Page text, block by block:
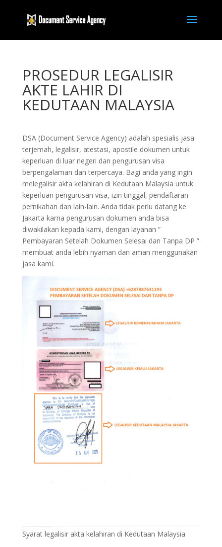
PROSEDUR LEGALISIR
AKTE LAHIR DI
KEDUTAAN MALAYSIA
DSA (Document Service Agency) adalah spesialis jasa
terjemah, legalisir, atestasi, apostile dokumen untuk
keperluan di luar negeri dan pengurusan visa
berpengalaman dan terpercaya. Bagi anda yang ingin
melegalisir akta kelahiran di Kedutaan Malaysia untuk
keperluan pengurusan visa, izin tinggal, pendaftaran
pernikahan dan lain-lain. Anda tidak perlu datang ke
Jakarta karna pengurusan dokumen anda bisa
diwakilakan kepada kami, dengan layanan ”
Pembayaran Setelah Dokumen Selesai dan Tanpa DP ”
membuat anda lebih nyaman dan aman menggunakan
jasa kami.
Syarat legalisir akta kelahiran di Kedutaan Malaysia